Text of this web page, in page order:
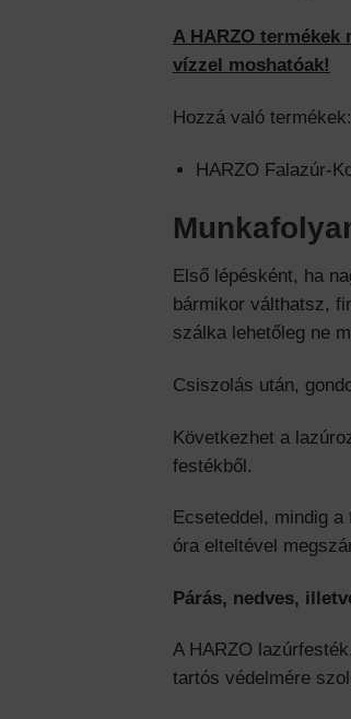
A HARZO
vízzel moshatóak!
Hozzá való termékek:
HARZO Falazúr-
Első lépésként, ha
bármikor válthatsz,
szálka lehetőleg ne
Csiszolás után,
Következhet a
festékből.
Ecseteddel, mindig
óra elteltével
Párás, nedves,
A HARZO
tartós védelmére